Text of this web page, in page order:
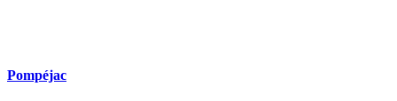
Pompéjac